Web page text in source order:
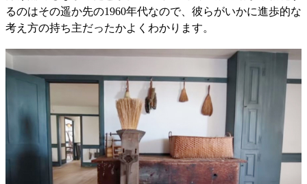
るのはその遥か先の1960年代なので、彼らがいかに進歩的な
考え方の持ち主だったかよくわかります。